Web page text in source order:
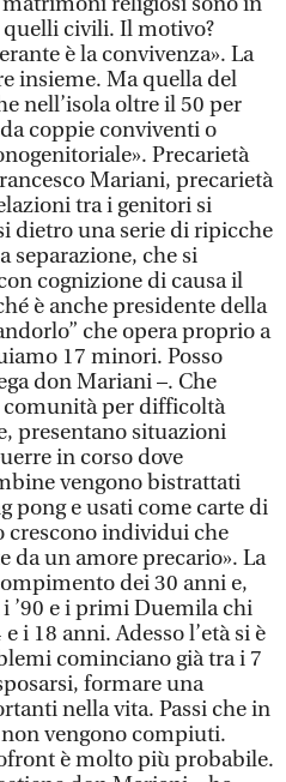
quelli civili. Il motivo?
è la convivenza». La
insieme. Ma quella del
nell’isola oltre il 50 per
coppie conviventi o
Precarietà
Mariani, precarietà
tra i genitori si
dietro una serie di ripicche
separazione, che si
cognizione di causa il
è anche presidente della
che opera proprio a
17 minori. Posso
don Mariani –. Che
comunità per difficoltà
presentano situazioni
in corso dove
vengono bistrattati
pong e usati come carte di
crescono individui che
da un amore precario». La
dei 30 anni e,
’90 e i primi Duemila chi
i 18 anni. Adesso l’età si è
cominciano già tra i 7
formare una
nella vita. Passi che in
vengono compiuti.
è molto più probabile.